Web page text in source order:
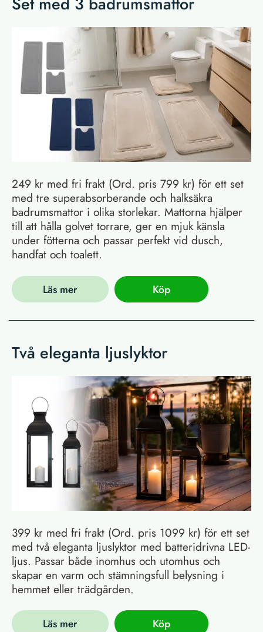
249 kr med fri frakt (Ord. pris 799 kr) för ett set
med tre superabsorberande och halksäkra
badrumsmattor i olika storlekar. Mattorna hjälper
till att hålla golvet torrare, ger en mjuk känsla
under fötterna och passar perfekt vid dusch,
handfat och toalett.
Läs mer Köp
Två eleganta ljuslyktor
399 kr med fri frakt (Ord. pris 1099 kr) för ett set
med två eleganta ljuslyktor med batteridrivna LED-
ljus. Passar både inomhus och utomhus och
skapar en varm och stämningsfull belysning i
hemmet eller trädgården.
Läs mer Köp